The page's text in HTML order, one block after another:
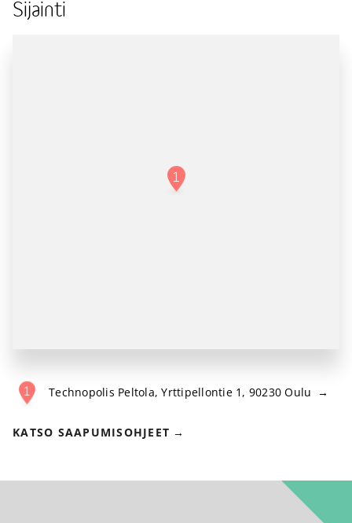
Sijainti
Technopolis Peltola, Yrttipellontie 1, 90230 Oulu
KATSO SAAPUMISOHJEET